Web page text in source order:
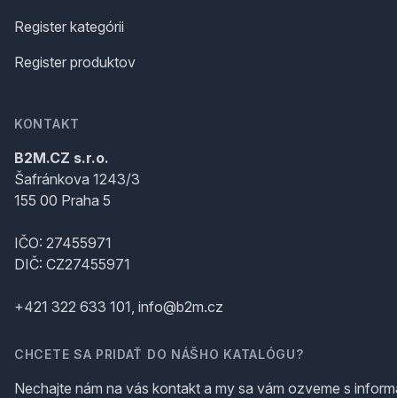
Register kategórii
Register produktov
KONTAKT
B2M.CZ s.r.o.
Šafránkova 1243/3
155 00 Praha 5
IČO: 27455971
DIČ: CZ27455971
+421 322 633 101, info@b2m.cz
CHCETE SA PRIDAŤ DO NÁŠHO KATALÓGU?
Nechajte nám na vás kontakt a my sa vám ozveme s